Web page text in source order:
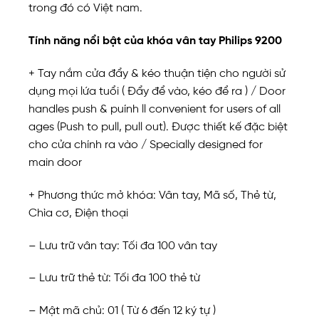
trong đó có Việt nam.
Tính năng nổi bật của khóa vân tay Philips 9200
+ Tay nắm cửa đẩy & kéo thuận tiện cho người sử
dụng mọi lứa tuổi ( Đẩy để vào, kéo để ra ) / Door
handles push & puính ll convenient for users of all
ages (Push to pull, pull out). Được thiết kế đặc biệt
cho cửa chính ra vào / Specially designed for
main door
+ Phương thức mở khóa: Vân tay, Mã số, Thẻ từ,
Chìa cơ, Điện thoại
– Lưu trữ vân tay: Tối đa 100 vân tay
– Lưu trữ thẻ từ: Tối đa 100 thẻ từ
– Mật mã chủ: 01 ( Từ 6 đến 12 ký tự )